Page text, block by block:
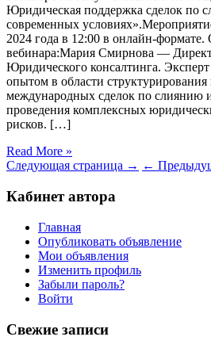
Юридическая поддержка сделок по
современных
2024 года в 12:00 в онлайн-
вебинара:Мария Смирнова —
Юридического консалтинга.
опытом в области
международных сделок по слиянию
проведения комплексных
рисков. […]
Read More »
Следующая страница → ←
Кабинет автора
Главная
Опубликовать объявление
Мои объявления
Изменить профиль
Забыли пароль?
Войти
Свежие записи